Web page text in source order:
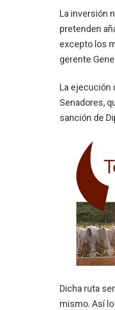
La inversión
pretenden
excepto los
gerente
La ejecución
Senadores,
sanción de
Dicha ruta
mismo. Así